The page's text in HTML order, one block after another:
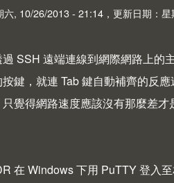
六, 10/26/2013 - 21:14，更新日期：
SSH 遠端連線到網際網路上的
鍵，就連 Tab 鍵自動補齊的反
覺得網路速度應該沒有那麼差才
在 Windows 下用 PuTTY 登入